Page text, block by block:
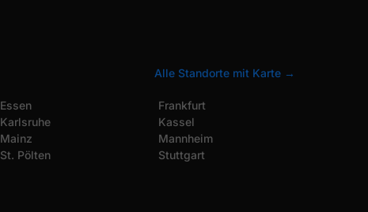
Alle Standorte mit Karte →
Essen
Karlsruhe
Mainz
St. Pölten
Frankfurt
Kassel
Mannheim
Stuttgart